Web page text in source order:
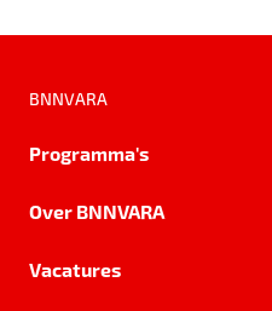
BNNVARA
Programma's
Over BNNVARA
Vacatures